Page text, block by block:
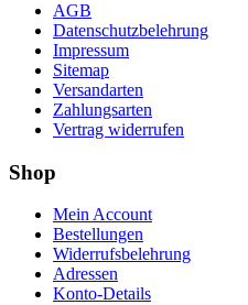
AGB
Datenschutzbelehrung
Impressum
Sitemap
Versandarten
Zahlungsarten
Vertrag widerrufen
Shop
Mein Account
Bestellungen
Widerrufsbelehrung
Adressen
Konto-Details